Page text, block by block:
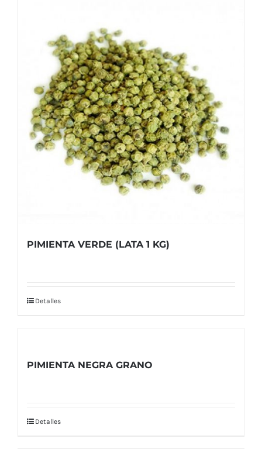
PIMIENTA VERDE (LATA 1 KG)
Detalles
PIMIENTA NEGRA GRANO
Detalles